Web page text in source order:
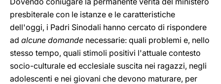
presbiterale con le istanze e le caratteristiche
dell'oggi, i Padri Sinodali hanno cercato di rispondere
ad alcune domande necessarie: quali problemi e, nello
stesso tempo, quali stimoli positivi l'attuale contesto
socio-culturale ed ecclesiale suscita nei ragazzi, negli
adolescenti e nei giovani che devono maturare, per